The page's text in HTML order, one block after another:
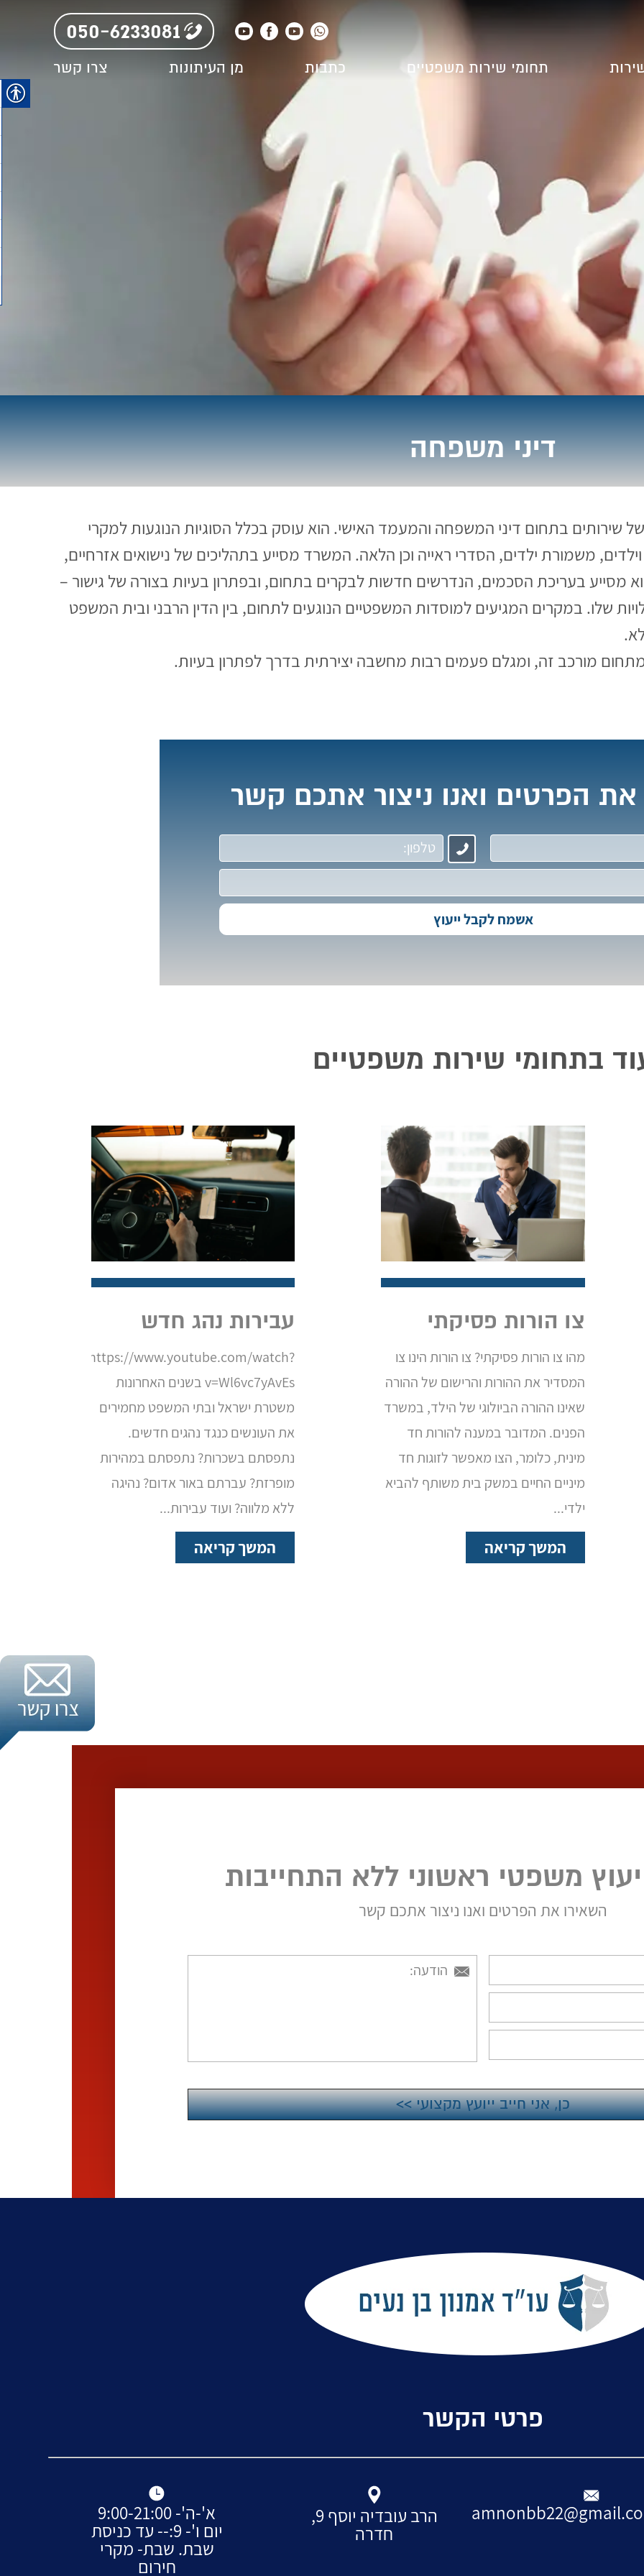
050-6233081
תחומי שירות משפטיים כתבות מן העיתונות צרו קשר
דיני משפחה
שירותים בתחום דיני המשפחה והמעמד האישי. הוא עוסק בכלל הסוגיות הנוגעות למקרי
משמורת ילדים, הסדרי ראייה וכן הלאה. המשרד מסייע בתהליכים של נישואים אזרחיים,
מסייע בעריכת הסכמים, הנדרשים חדשות לבקרים בתחום, ובפתרון בעיות בצורה של גישור –
שלו. במקרים המגיעים למוסדות המשפטיים הנוגעים לתחום, בין הדין הרבני ובית המשפט
מורכב זה, ומגלם פעמים רבות מחשבה יצירתית בדרך לפתרון בעיות.
הפרטים ואנו ניצור אתכם קשר
בתחומי שירות משפטיים
צו הורות פסיקתי
מהו צו הורות פסיקתי? צו הורות הינו צו
המסדיר את ההורות והרישום של ההורה
שאינו ההורה הביולוגי של הילד, במשרד
הפנים. המדובר במענה להורות חד
מינית, כלומר, הצו מאפשר לזוגות חד
מיניים החיים במשק בית משותף להביא
ילדי...
המשך קריאה
עבירות נהג חדש
https://www.youtube.com/watch?
v=Wl6vc7yAvEs בשנים האחרונות
משטרת ישראל ובתי המשפט מחמירים
את העונשים כנגד נהגים חדשים.
נתפסתם בשכרות? נתפסתם במהירות
מופרזת? עברתם באור אדום? נהיגה
ללא מלווה? ועוד עבירות...
המשך קריאה
משפטי ראשוני ללא התחייבות
השאירו את הפרטים ואנו ניצור אתכם קשר
פרטי הקשר
הרב עובדיה יוסף 9,
חדרה
א'-ה'- 9:00-21:00
יום ו'- 9:-- עד כניסת
שבת. שבת- מקרי
חירום